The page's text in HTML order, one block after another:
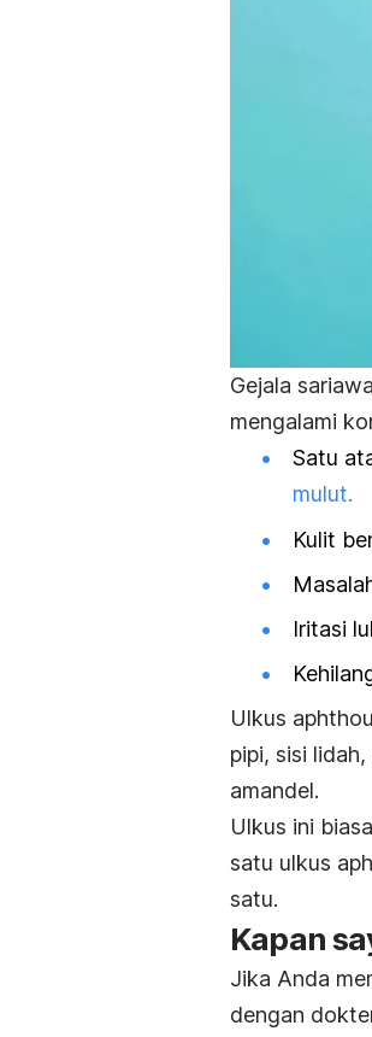
Gejala
mengalami
Satu
mulut.
Kulit
Iritasi
Ulkus
pipi, sisi
amandel.
Ulkus ini
satu ulkus
satu.
Kapan
Jika Anda
dengan